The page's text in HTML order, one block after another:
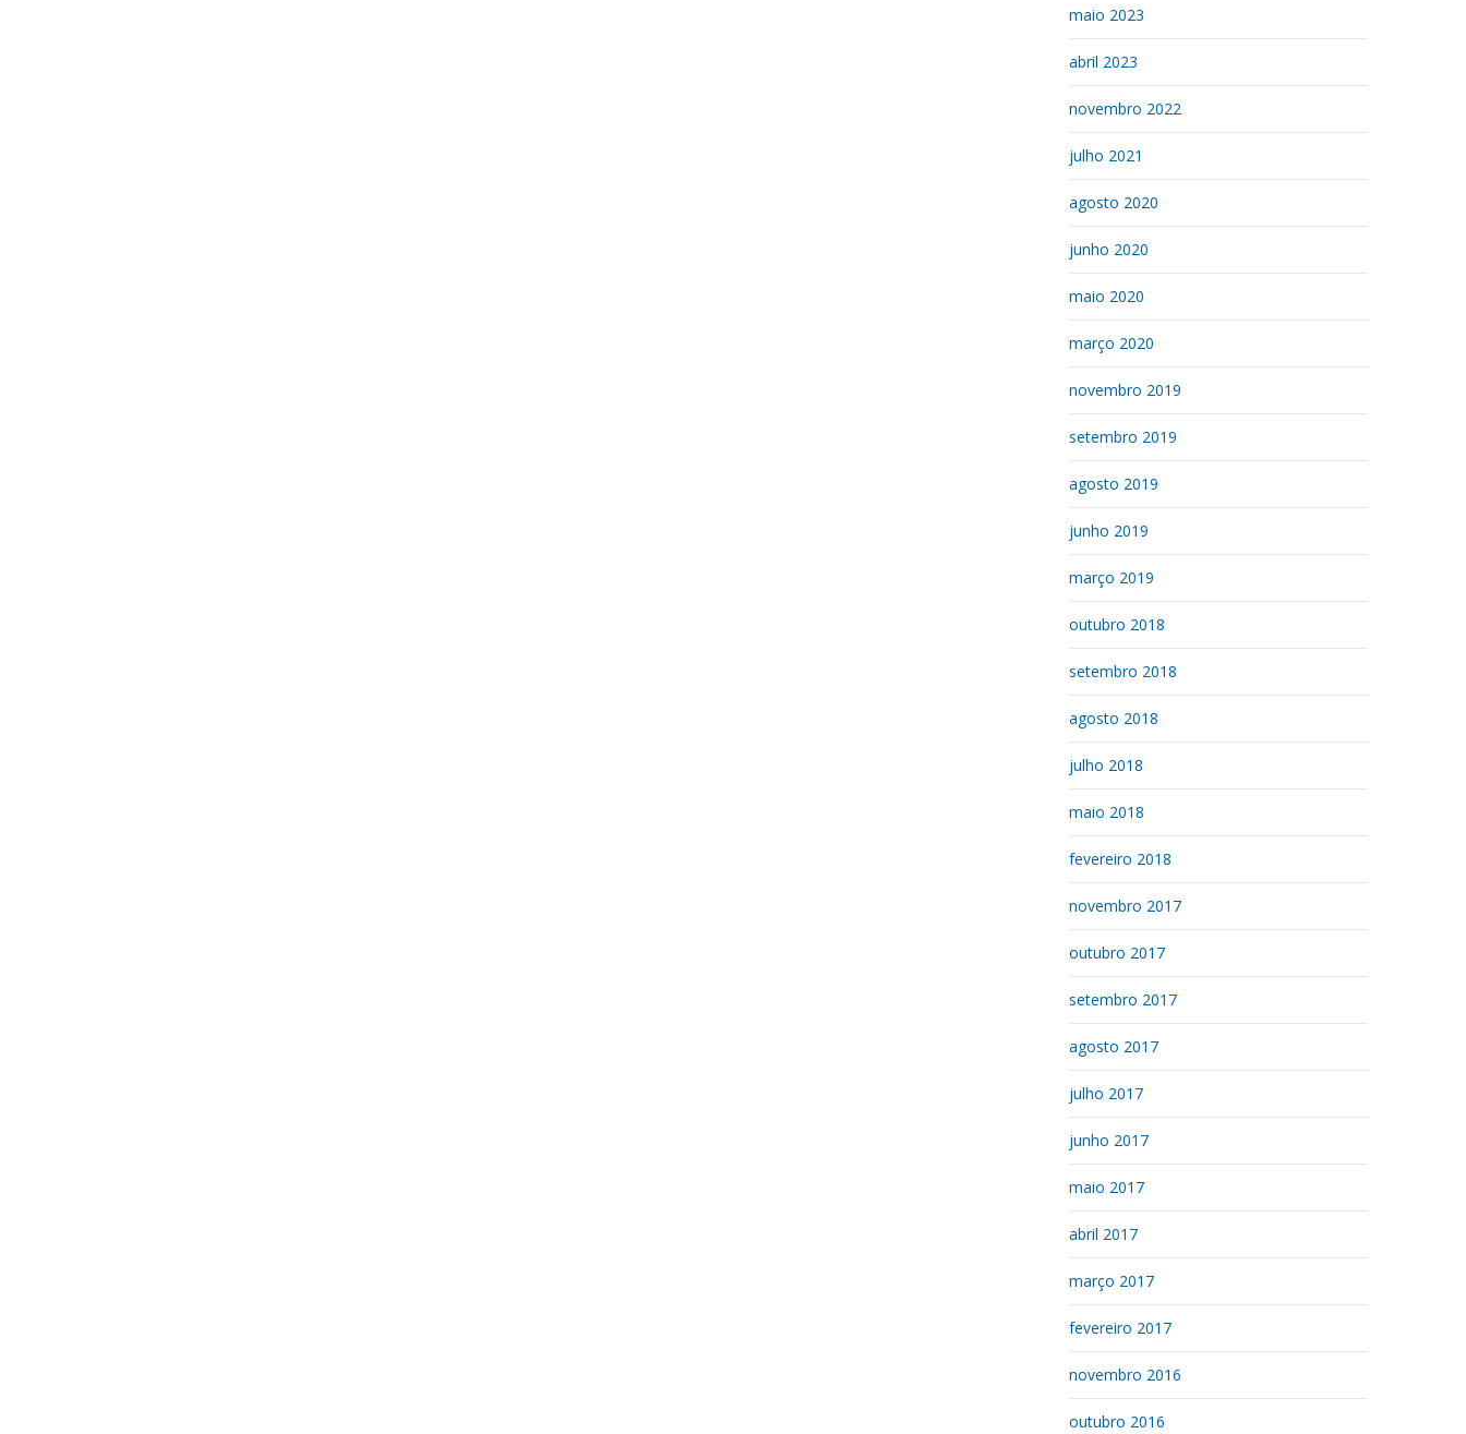
maio 2023
abril 2023
novembro 2022
julho 2021
agosto 2020
junho 2020
maio 2020
março 2020
novembro 2019
setembro 2019
agosto 2019
junho 2019
março 2019
outubro 2018
setembro 2018
agosto 2018
julho 2018
maio 2018
fevereiro 2018
novembro 2017
outubro 2017
setembro 2017
agosto 2017
julho 2017
junho 2017
maio 2017
abril 2017
março 2017
fevereiro 2017
novembro 2016
outubro 2016